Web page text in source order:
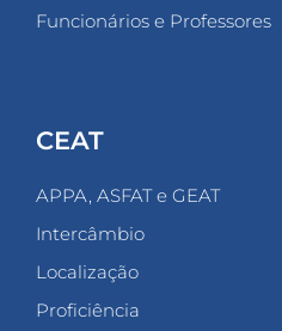
Funcionários e Professores
CEAT
APPA, ASFAT e GEAT
Intercâmbio
Localização
Proficiência